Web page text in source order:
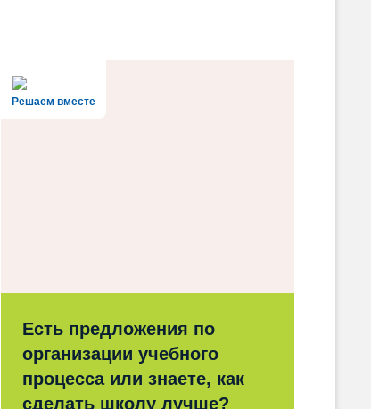
Решаем вместе
Есть предложения по
организации учебного
процесса или знаете, как
сделать школу лучше?